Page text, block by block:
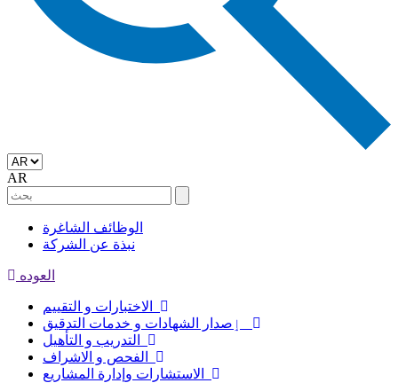
AR
الوظائف الشاغرة
نبذة عن الشركة
العوده